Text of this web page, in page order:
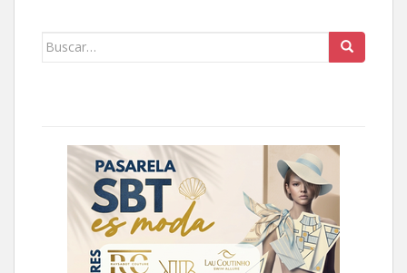
Buscar: